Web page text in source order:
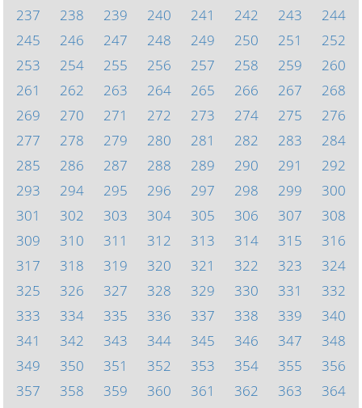
237
238 239 240 241 242 243
244
245
246 247 248 249 250 251
252
253
254 255 256 257 258 259
260
261
262 263 264 265 266 267
268
269
270 271 272 273 274 275
276
277
278 279 280 281 282 283
284
285
286 287 288 289 290 291
292
293
294 295 296 297 298 299
300
301
302 303 304 305 306 307
308
309
310 311 312 313 314 315
316
317
318 319 320 321 322 323
324
325
326 327 328 329 330 331
332
333
334 335 336 337 338 339
340
341
342 343 344 345 346 347
348
349
350 351 352 353 354 355
356
357
358 359 360 361 362 363
364